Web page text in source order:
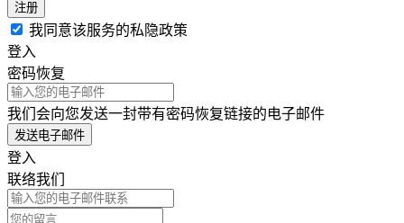
注册
我同意该服务的私隐政策
登入
密码恢复
我们会向您发送一封带有密码恢复链接的电子邮件
发送电子邮件
登入
联络我们